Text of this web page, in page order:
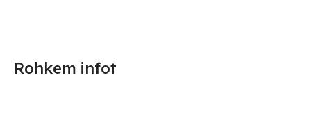
Rohkem infot